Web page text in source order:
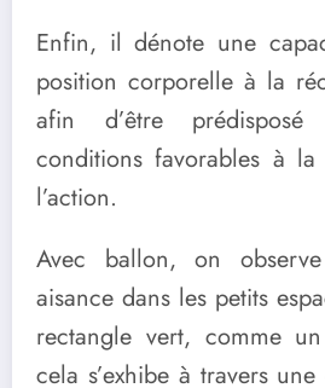
Enfin, il dénote une
position corporelle à la
afin d’être
conditions favorables à
l’action.
Avec ballon, on
aisance dans les petits
rectangle vert, comme
cela s’exhibe à travers